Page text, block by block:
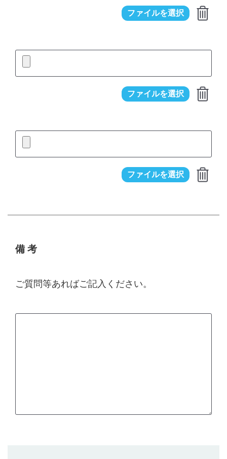
ファイルを選択
削
ファイルを選択
削
ファイルを選択
削
備 考
ご質問等あればご記入ください。